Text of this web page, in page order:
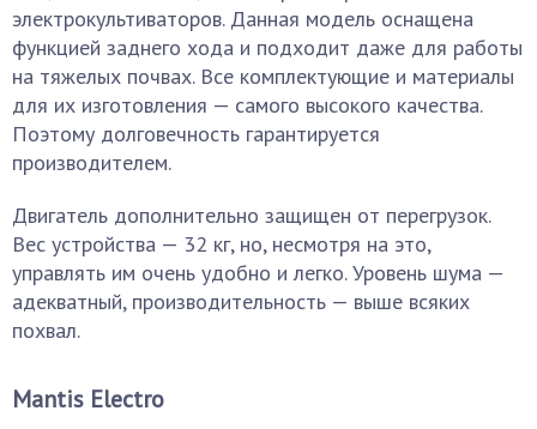
электрокультиваторов. Данная модель оснащена
функцией заднего хода и подходит даже для работы
на тяжелых почвах. Все комплектующие и материалы
для их изготовления — самого высокого качества.
Поэтому долговечность гарантируется
производителем.
Двигатель дополнительно защищен от перегрузок.
Вес устройства — 32 кг, но, несмотря на это,
управлять им очень удобно и легко. Уровень шума —
адекватный, производительность — выше всяких
похвал.
Mantis Electro